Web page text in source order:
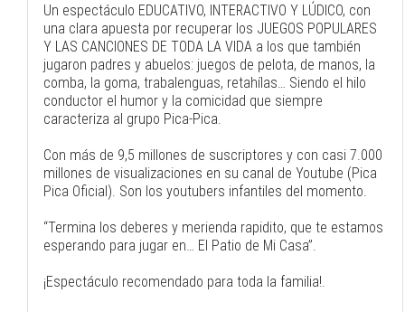
Un espectáculo EDUCATIVO, INTERACTIVO Y LÚDICO, con
una clara apuesta por recuperar los JUEGOS POPULARES
Y LAS CANCIONES DE TODA LA VIDA a los que también
jugaron padres y abuelos: juegos de pelota, de manos, la
comba, la goma, trabalenguas, retahílas… Siendo el hilo
conductor el humor y la comicidad que siempre
caracteriza al grupo Pica-Pica.
Con más de 9,5 millones de suscriptores y con casi 7.000
millones de visualizaciones en su canal de Youtube (Pica
Pica Oficial). Son los youtubers infantiles del momento.
“Termina los deberes y merienda rapidito, que te estamos
esperando para jugar en… El Patio de Mi Casa”.
¡Espectáculo recomendado para toda la familia!.